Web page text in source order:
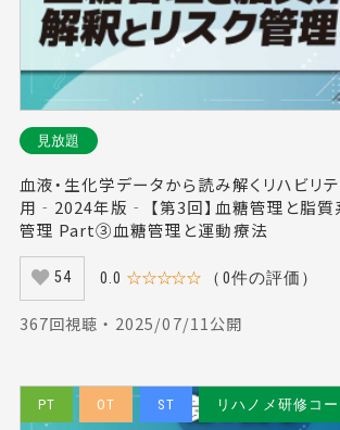
見放題
血液・生化学データから読み解くリハビリ
用‐2024年版‐ 【第3回】血糖管理と脂質
管理 Part③血糖管理と運動療法
54 0.0 ☆☆☆☆☆ （0件の評価）
367回視聴 ・ 2025/07/11公開
PT OT ST リハノメ研修コー